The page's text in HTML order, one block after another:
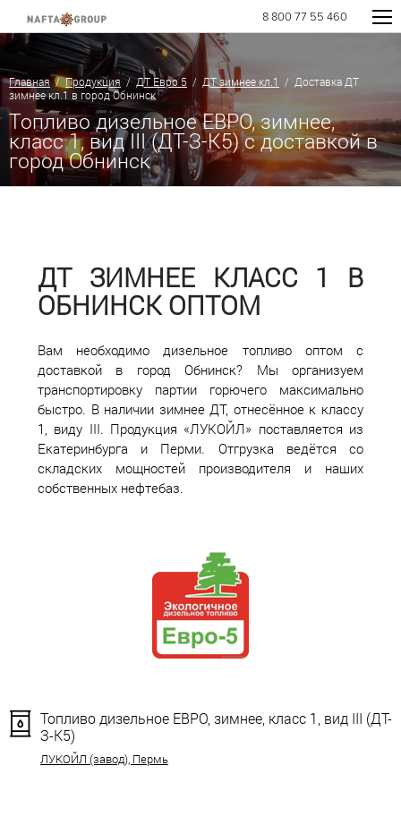
8 800 77 55 460
Главная/Продукция/ДТ Евро 5 / ДТ зимнее кл.1
/ Доставка ДТ
зимнее кл.1 в город Обнинск
Топливо дизельное ЕВРО, зимнее,
класс 1, вид III (ДТ-З-К5) с доставкой в
город Обнинск
ДТ ЗИМНЕЕ КЛАСС 1 В
ОБНИНСК ОПТОМ
Вам необходимо дизельное топливо оптом с
доставкой в город Обнинск? Мы организуем
транспортировку партии горючего максимально
быстро. В наличии зимнее ДТ, отнесённое к классу
1, виду III. Продукция «ЛУКОЙЛ» поставляется из
Екатеринбурга и Перми. Отгрузка ведётся со
складских мощностей производителя и наших
собственных нефтебаз.
Топливо дизельное ЕВРО, зимнее, класс 1, вид III (ДТ-
З-К5)
ЛУКОЙЛ (завод), Пермь